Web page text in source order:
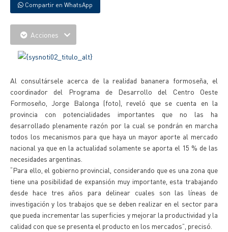
Compartir en WhatsApp
Acciones
Al consultársele acerca de la realidad bananera formoseña, el
coordinador del Programa de Desarrollo del Centro Oeste
Formoseño, Jorge Balonga (foto), reveló que se cuenta en la
provincia con potencialidades importantes que no las ha
desarrollado plenamente razón por la cual se pondrán en marcha
todos los mecanismos para que haya un mayor aporte al mercado
nacional ya que en la actualidad solamente se aporta el 15 % de las
necesidades argentinas.
“Para ello, el gobierno provincial, considerando que es una zona que
tiene una posibilidad de expansión muy importante, esta trabajando
desde hace tres años para delinear cuales son las líneas de
investigación y los trabajos que se deben realizar en el sector para
que pueda incrementar las superficies y mejorar la productividad y la
calidad con que se presenta el producto en los mercados”, precisó.